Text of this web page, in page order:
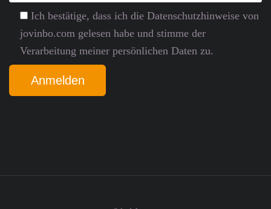
Ich bestätige, dass ich die Datenschutz­hinweise von
jovinbo.com gelesen habe und stimme der
Verarbeitung meiner persönlichen Daten zu.